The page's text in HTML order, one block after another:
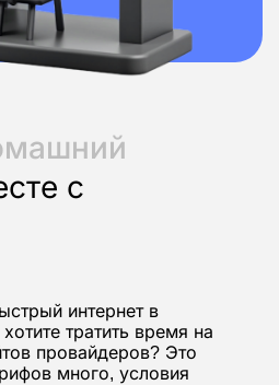
с
интернет в
тратить время на
провайдеров? Это
много, условия